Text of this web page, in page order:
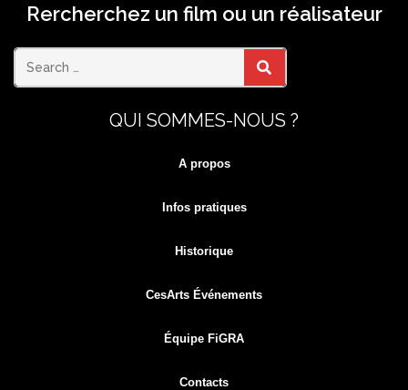
Rercherchez un film ou un réalisateur
Search SEARCH
QUI SOMMES-NOUS ?
A propos
Infos pratiques
Historique
CesArts Événements
Équipe FiGRA
Contacts